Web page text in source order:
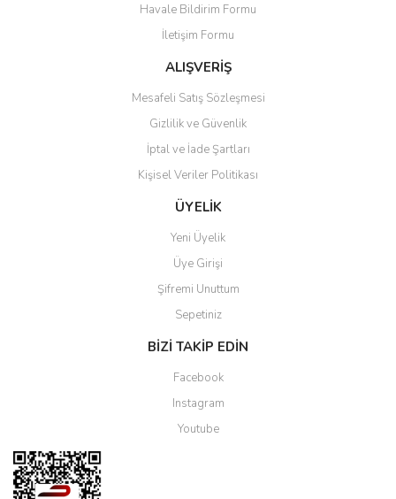
Havale Bildirim Formu
İletişim Formu
ALIŞVERİŞ
Mesafeli Satış Sözleşmesi
Gizlilik ve Güvenlik
İptal ve İade Şartları
Kişisel Veriler Politikası
ÜYELİK
Yeni Üyelik
Üye Girişi
Şifremi Unuttum
Sepetiniz
BİZİ TAKİP EDİN
Facebook
Instagram
Youtube